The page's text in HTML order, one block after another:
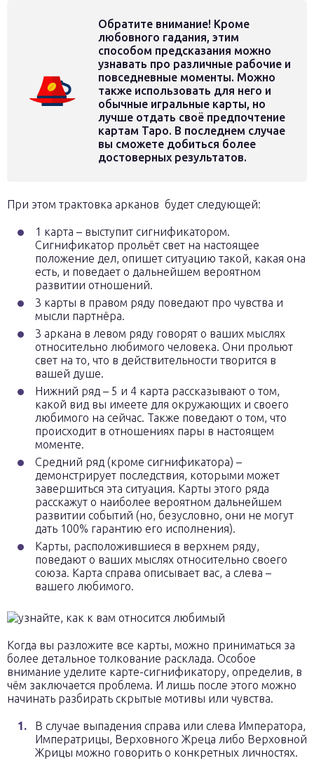
Обратите внимание! Кроме
любовного гадания, этим
способом предсказания можно
узнавать про различные рабочие и
повседневные моменты. Можно
также использовать для него и
обычные игральные карты, но
лучше отдать своё предпочтение
картам Таро. В последнем случае
вы сможете добиться более
достоверных результатов.
При этом трактовка арканов будет следующей:
1 карта – выступит сигнификатором.
Сигнификатор прольёт свет на настоящее
положение дел, опишет ситуацию такой, какая она
есть, и поведает о дальнейшем вероятном
развитии отношений.
3 карты в правом ряду поведают про чувства и
мысли партнёра.
3 аркана в левом ряду говорят о ваших мыслях
относительно любимого человека. Они прольют
свет на то, что в действительности творится в
вашей душе.
Нижний ряд – 5 и 4 карта рассказывают о том,
какой вид вы имеете для окружающих и своего
любимого на сейчас. Также поведают о том, что
происходит в отношениях пары в настоящем
моменте.
Средний ряд (кроме сигнификатора) –
демонстрирует последствия, которыми может
завершиться эта ситуация. Карты этого ряда
расскажут о наиболее вероятном дальнейшем
развитии событий (но, безусловно, они не могут
дать 100% гарантию его исполнения).
Карты, расположившиеся в верхнем ряду,
поведают о ваших мыслях относительно своего
союза. Карта справа описывает вас, а слева –
вашего любимого.
Когда вы разложите все карты, можно приниматься за
более детальное толкование расклада. Особое
внимание уделите карте-сигнификатору, определив, в
чём заключается проблема. И лишь после этого можно
начинать разбирать скрытые мотивы или чувства.
В случае выпадения справа или слева Императора,
Императрицы, Верховного Жреца либо Верховной
Жрицы можно говорить о конкретных личностях.